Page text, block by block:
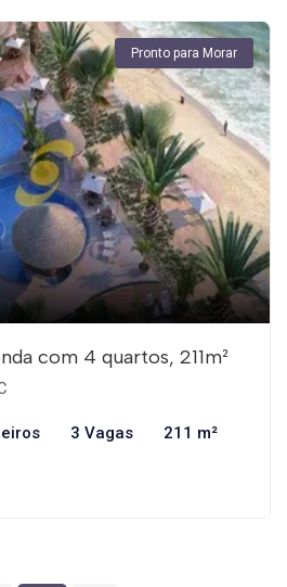
Pronto para Morar
com 4 quartos, 211m²
3 Vagas 211 m²